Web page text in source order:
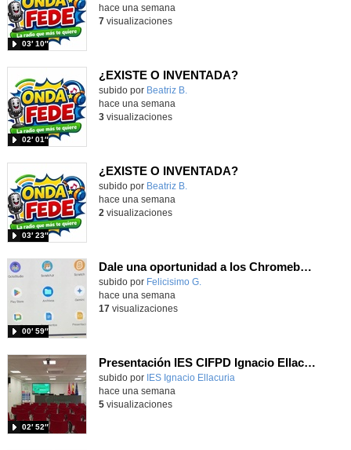
03′ 10″
hace una semana
7visualizaciones
¿EXISTE O INVENTADA?
Contenido educativo.
subido por Beatriz B.
02′ 01″
hace una semana
3visualizaciones
¿EXISTE O INVENTADA?
Contenido educativo.
subido por Beatriz B.
03′ 23″
hace una semana
2 visualizaciones
Dale una oportunidad a los Chromebooks y utiliza un proyector para realizar talleres si no tienes pantallas táctiles
Contenido educativo.
subido por Felicisimo G.
00′ 59″
hace una semana
17visualizaciones
Presentación IES CIFPD Ignacio Ellacuría
Contenido educativo.
subido por IES Ignacio Ellacuria
02′ 52″
hace una semana
5visualizaciones